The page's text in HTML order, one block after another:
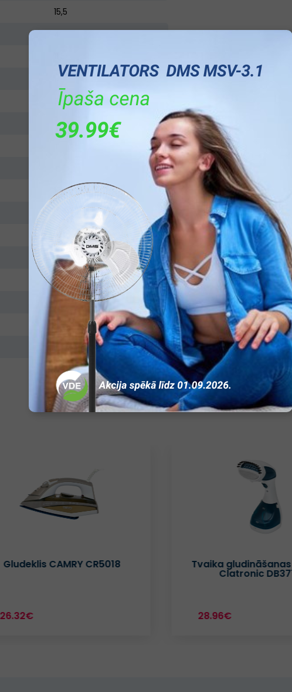
15,5
Zaļa/Balta
2000
130
40
1,5
Nerūsējošā tērauda
Ir
Tvaika gludināšanas iekārta
28.96€
Gludeklis Clatronic
24.14€